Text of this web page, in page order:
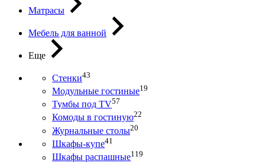
Матрасы
Мебель для ванной
Еще
Стенки43
Модульные гостиные19
Тумбы под ТV57
Комоды в гостиную22
Журнальные столы20
Шкафы-купе41
Шкафы распашные119